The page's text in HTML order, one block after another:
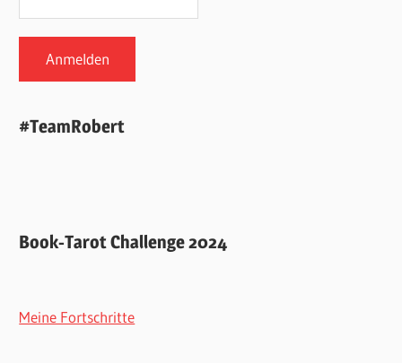
#TeamRobert
Book-Tarot Challenge 2024
Meine Fortschritte